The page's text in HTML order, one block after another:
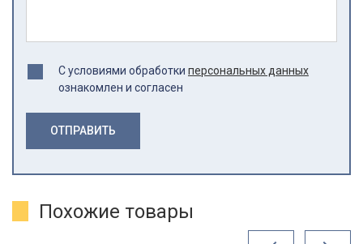
С условиями обработки персональных данных
ознакомлен и согласен
ОТПРАВИТЬ
Похожие товары